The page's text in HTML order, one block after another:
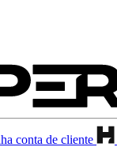
conta de cliente